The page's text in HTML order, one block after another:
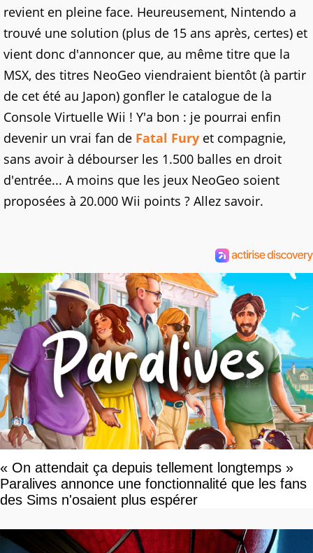
revient en pleine face. Heureusement, Nintendo a
trouvé une solution (plus de 15 ans après, certes) et
vient donc d'annoncer que, au même titre que la
MSX, des titres NeoGeo viendraient bientôt (à partir
de cet été au Japon) gonfler le catalogue de la
Console Virtuelle Wii ! Y'a bon : je pourrai enfin
devenir un vrai fan de Fatal Fury et compagnie,
sans avoir à débourser les 1.500 balles en droit
d'entrée... A moins que les jeux NeoGeo soient
proposées à 20.000 Wii points ? Allez savoir.
« On attendait ça depuis tellement longtemps »
Paralives annonce une fonctionnalité que les fans
des Sims n'osaient plus espérer